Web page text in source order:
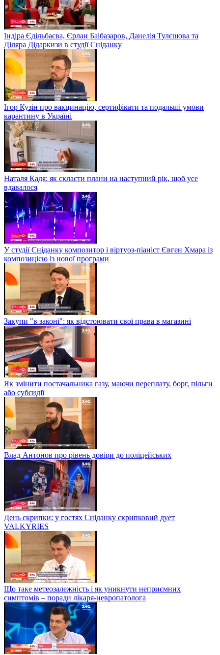
Індіра Єдільбаєва, Єрлан Баібазаров, Данелія Тулєшова та
Діляра Дідаркизи в студії Сніданку
Ігор Кузін про вакцинацію, сертифікати та подальші умови
карантину в Україні
Наталя Кадя: як скласти плани на наступний рік, щоб усе
вдавалося
У студії Сніданку композитор і віртуоз-піаніст Євген Хмара із
композицією із нової програми
Закупи "в законі": як відстоювати свої права в магазині
Як змінити постачальника газу, маючи переплату, борг, пільги
або субсидії
Влад Антонов про рівень довіри до поліцейських
День скрипки: у гостях Сніданку скрипковий дует
VALKYRIES
Що таке метеозалежність і як уникнути неприємних
симптомів – поради лікаря-невропатолога